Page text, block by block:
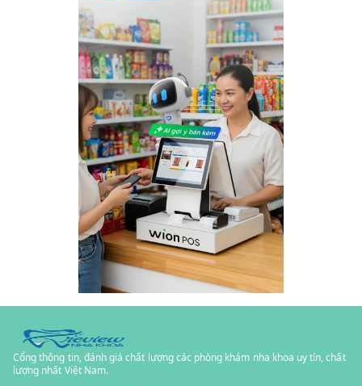
Cổng thông tin, đánh giá chất lượng các phòng khám nha khoa uy tín, chất
lượng nhất Việt Nam.